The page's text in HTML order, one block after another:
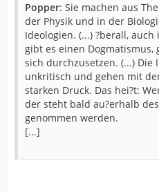
Popper: Sie machen aus
der Physik und in der
Ideologien. (...) ?berall,
gibt es einen Dogmatismus,
sich durchzusetzen. (...)
unkritisch und gehen mit
starken Druck. Das hei?t:
der steht bald au?erhalb
genommen werden.
[...]